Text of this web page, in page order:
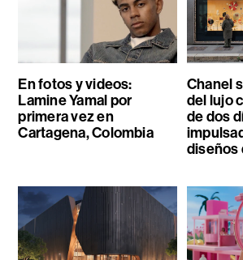
En fotos y videos:
Lamine Yamal por
primera vez en
Cartagena, Colombia
Chanel
del lujo
de dos
diseños